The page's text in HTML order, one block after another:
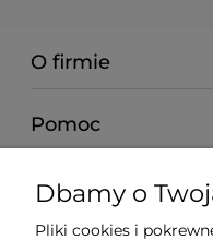
O firmie
Pomoc
Dostawa
Dbamy o
Pliki cookies i